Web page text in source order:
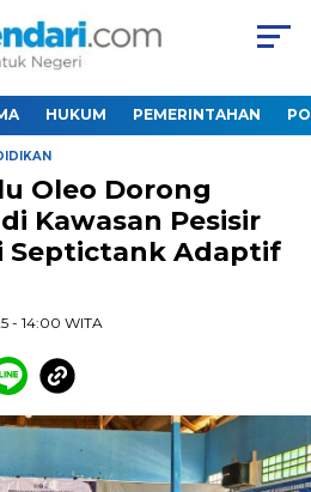
HUKUM PEMERINTAHAN
Oleo Dorong
Kawasan Pesisir
Septictank Adaptif
- 14:00 WITA